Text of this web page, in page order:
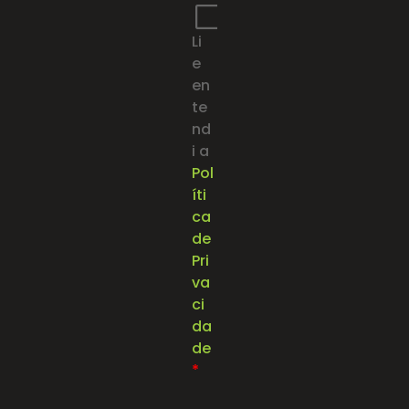
i
v
a
c
y
P
o
l
i
c
y
*
Li
e
en
te
nd
i a
Pol
íti
ca
de
Pri
va
ci
da
de
*